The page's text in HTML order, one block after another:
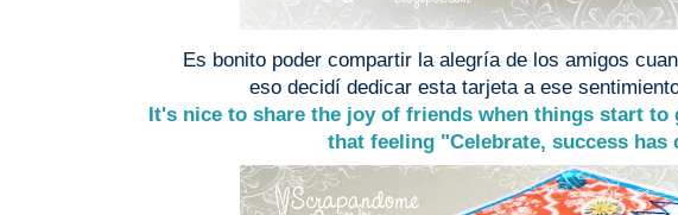
Es bonito poder compartir la alegría de los amigos
eso decidí dedicar esta tarjeta a ese
It's nice to share the joy of friends when things start
that feeling "Celebrate, success